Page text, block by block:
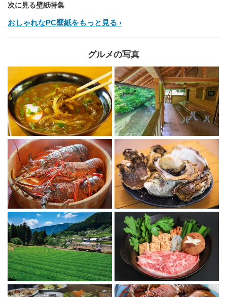
次に見る壁紙特集
おしゃれなPC壁紙をもっと見る
グルメの写真